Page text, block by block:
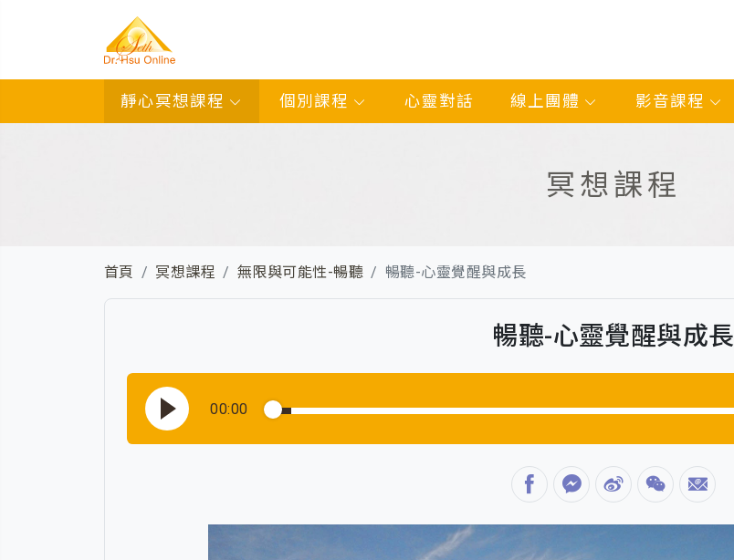
靜心冥想課程 個別課程 心靈對話 線上團體 影音課程
冥想課程
首頁 冥想課程 無限與可能性-暢聽 暢聽-心靈覺醒與成長
暢聽-心靈覺醒與成長
00:00